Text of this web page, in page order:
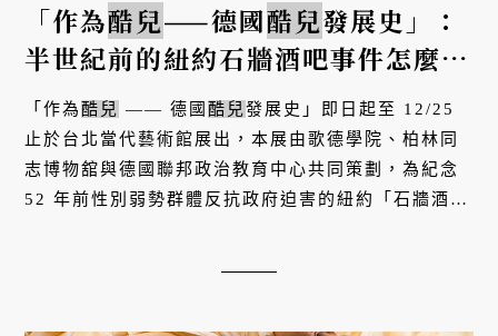
「作為酷兒——德國酷兒發展史」：
半世紀前的紐約石牆酒吧事件怎麼影
響全球酷兒 運動？
「作為 酷兒 —— 德國 酷兒發展史」即日起至 12/25
止於台北當代藝術館展出，本展由歌德學院、柏林同
志博物舘與德國聯邦政治教育中心共同策劃，為紀念
52 年前性別弱勢群體反抗政府迫害的紐約「石牆酒吧